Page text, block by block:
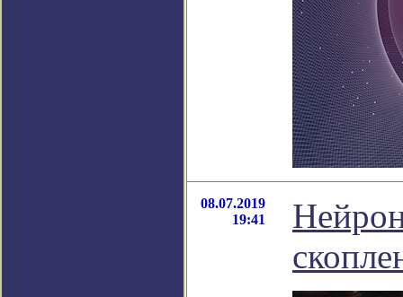
08.07.2019
19:41